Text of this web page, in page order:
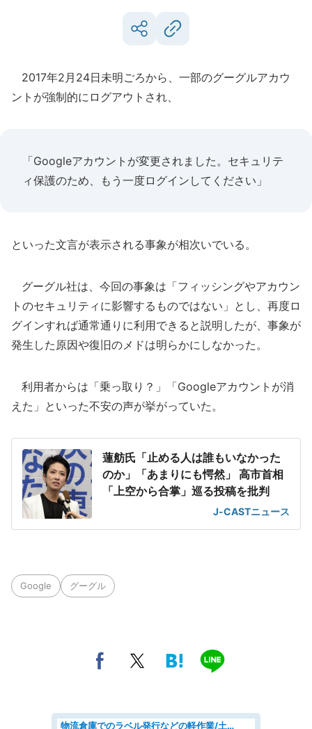
2017年2月24日未明ごろから、一部のグーグルアカウ
ントが強制的にログアウトされ、
「Googleアカウントが変更されました。セキュリテ
ィ保護のため、もう一度ログインしてください」
といった文言が表示される事象が相次いでいる。
グーグル社は、今回の事象は「フィッシングやアカウン
トのセキュリティに影響するものではない」とし、再度ロ
グインすれば通常通りに利用できると説明したが、事象が
発生した原因や復旧のメドは明らかにしなかった。
利用者からは「乗っ取り？」「Googleアカウントが消
えた」といった不安の声が挙がっていた。
蓮舫氏「止める人は誰もいなかった
のか」「あまりにも愕然」 高市首相
「上空から合掌」巡る投稿を批判
J-CASTニュース
Google グーグル
物流倉庫でのラベル発行などの軽作業/土日祝休/残業なし/車通勤OK/交通費支給